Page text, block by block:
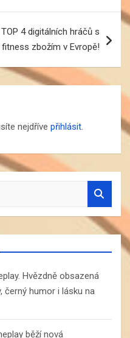
4 digitálních hráčů s
fitness zbožím v Evropě!
nejdříve přihlásit.
Hvězdně obsazená
černý humor i lásku na
běží nová